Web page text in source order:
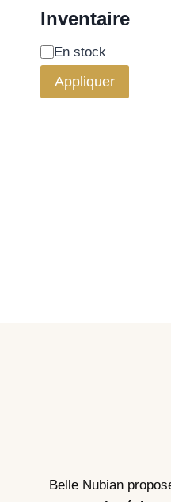
Inventaire
En stock
Appliquer
Belle Nubian